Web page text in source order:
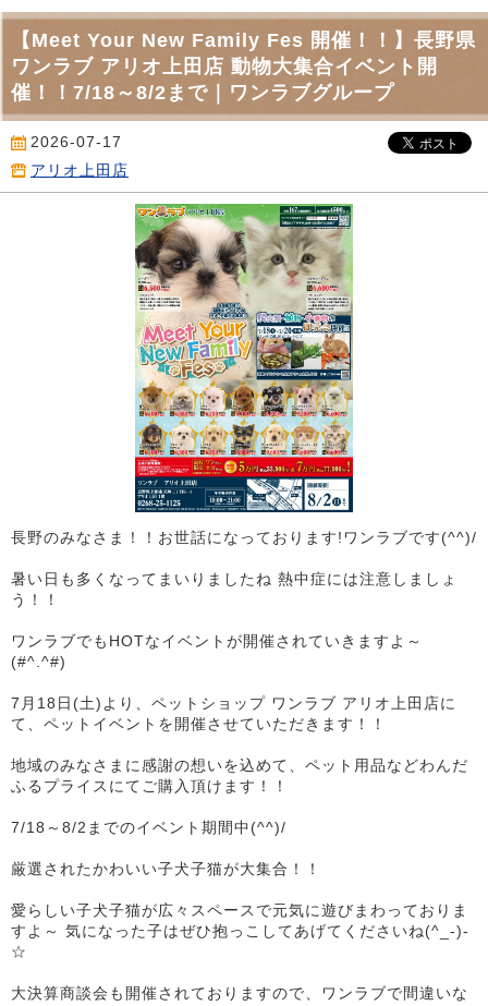
【Meet Your New Family Fes 開催！！】長野県
ワンラブ アリオ上田店 動物大集合イベント開
催！！7/18～8/2まで｜ワンラブグループ
2026-07-17
アリオ上田店
長野のみなさま！！お世話になっております!ワンラブです(^^)/
暑い日も多くなってまいりましたね 熱中症には注意しましょ
う！！
ワンラブでもHOTなイベントが開催されていきますよ～
(#^.^#)
7月18日(土)より、ペットショップ ワンラブ アリオ上田店に
て、ペットイベントを開催させていただきます！！
地域のみなさまに感謝の想いを込めて、ペット用品などわんだ
ふるプライスにてご購入頂けます！！
7/18～8/2までのイベント期間中(^^)/
厳選されたかわいい子犬子猫が大集合！！
愛らしい子犬子猫が広々スペースで元気に遊びまわっておりま
すよ～ 気になった子はぜひ抱っこしてあげてくださいね(^_-)-
☆
大決算商談会も開催されておりますので、ワンラブで間違いな